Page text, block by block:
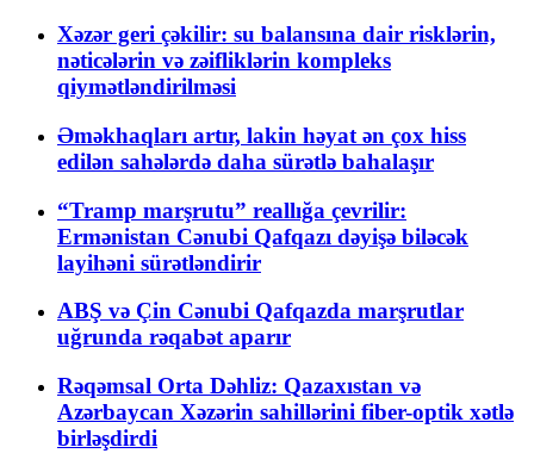
Xəzər geri çəkilir: su balansına dair risklərin,
nəticələrin və zəifliklərin kompleks
qiymətləndirilməsi
Əməkhaqları artır, lakin həyat ən çox hiss
edilən sahələrdə daha sürətlə bahalaşır
“Tramp marşrutu” reallığa çevrilir:
Ermənistan Cənubi Qafqazı dəyişə biləcək
layihəni sürətləndirir
ABŞ və Çin Cənubi Qafqazda marşrutlar
uğrunda rəqabət aparır
Rəqəmsal Orta Dəhliz: Qazaxıstan və
Azərbaycan Xəzərin sahillərini fiber-optik xətlə
birləşdirdi